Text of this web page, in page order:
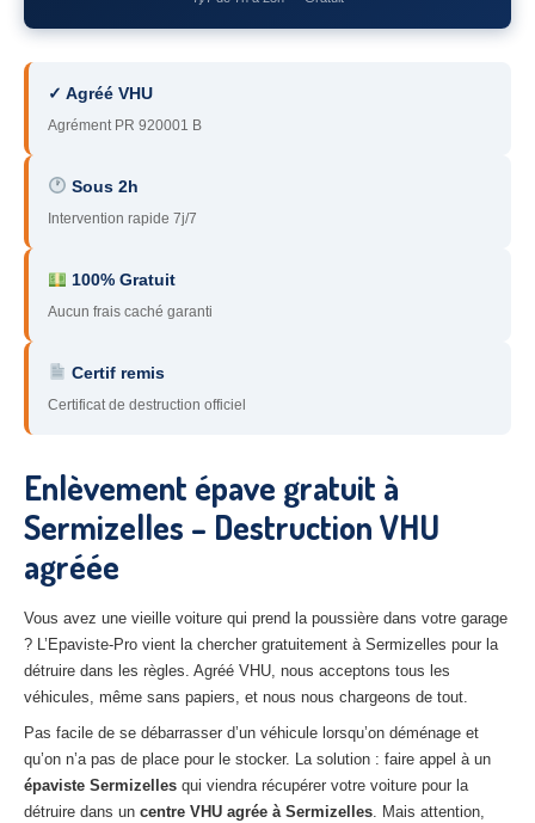
78– Yvelines
93– Seine-Saint-Denis
95– Val d’Oise
91 – Essonne
89– Yonne
60 – Oise
51– Marne
28– Eure-et-Loir
02– Aisne
Tousles secteurs
CENTRE VHU AGRÉE
Centreagréé VHU Paris 75 : casse auto avec destruction
✓ Agréé VHU
Agrément PR 920001 B
Sous 2h
Intervention rapide 7j/7
100% Gratuit
Aucun frais caché garanti
Certif remis
Certificat de destruction officiel
Enlèvement épave gratuit à
Sermizelles – Destruction VHU
agréée
Vous avez une vieille voiture qui prend la poussière dans votre garage
? L’Epaviste-Pro vient la chercher gratuitement à Sermizelles pour la
détruire dans les règles. Agréé VHU, nous acceptons tous les
véhicules, même sans papiers, et nous nous chargeons de tout.
Pas facile de se débarrasser d’un véhicule lorsqu’on déménage et
qu’on n’a pas de place pour le stocker. La solution : faire appel à un
épaviste Sermizelles qui viendra récupérer votre voiture pour la
détruire dans un centre VHU agrée à Sermizelles. Mais attention,